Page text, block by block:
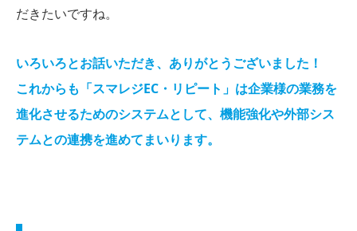
だきたいですね。
いろいろとお話いただき、ありがとうございました！
これからも「スマレジEC・リピート」は企業様の業務を
進化させるためのシステムとして、機能強化や外部シス
テムとの連携を進めてまいります。